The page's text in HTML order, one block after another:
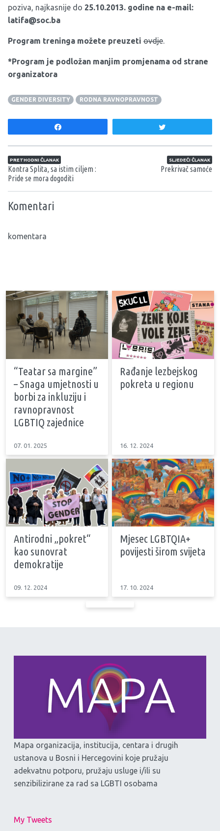
poziva, najkasnije do 25.10.2013. godine na e-mail:
latifa@soc.ba
Program treninga možete preuzeti ovdje.
*Program je podložan manjim promjenama od strane
organizatora
GENDER DIVERSITY RODNA RAVNOPRAVNOST
Navigacija članaka
PRETHODNI ČLANAK
Kontra Splita, sa istim ciljem :
Pride se mora dogoditi
SLJEDEĆI ČLANAK
Prekrivač samoće
Komentari
komentara
“Teatar sa margine”
– Snaga umjetnosti u
borbi za inkluziju i
ravnopravnost
LGBTIQ zajednice
07. 01. 2025
Rađanje lezbejskog
pokreta u regionu
16. 12. 2024
Antirodni „pokret“
kao sunovrat
demokratije
09. 12. 2024
Mjesec LGBTQIA+
povijesti širom svijeta
17. 10. 2024
Mapa organizacija, institucija, centara i drugih
ustanova u Bosni i Hercegovini koje pružaju
adekvatnu potporu, pružaju usluge i/ili su
senzibilizirane za rad sa LGBTI osobama
My Tweets